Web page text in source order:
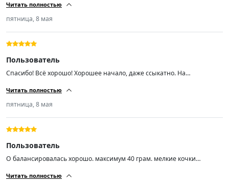
Читать полностью
пятница, 8 мая
Пользователь
Спасибо! Всё хорошо! Хорошее начало, даже ссыкатно. На
30гр. это максимум. Диски стальные ваз r14 заводские 5 лет
эксплуатации. Недокама, блеватти, хердеганд что-то.... Если продавец
точно знает что делает, то можно пожелать только успехов во всём!
Читать полностью
пятница, 8 мая
Пользователь
О балансировалась хорошо. максимум 40 грам. мелкие кочки
Читать полностью